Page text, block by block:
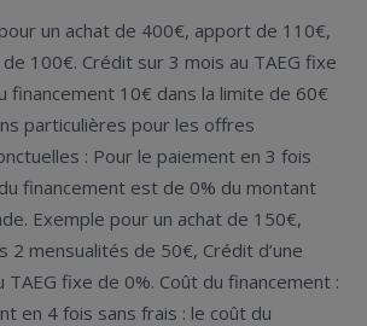
un achat de 400€, apport de 110€,
100€. Crédit sur 3 mois au TAEG fixe
financement 10€ dans la limite de 60€
particulières pour les offres
: Pour le paiement en 3 fois
financement est de 0% du montant
Exemple pour un achat de 150€,
2 mensualités de 50€, Crédit d’une
fixe de 0%. Coût du financement :
en 4 fois sans frais : le coût du